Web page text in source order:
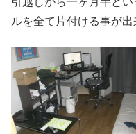
ルを全て片付ける事が出